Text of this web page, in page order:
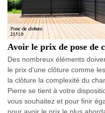
Avoir le prix de pose de
Des nombreux éléments
le prix d'une clôture comme
la clôture la complexité du
Pierre se tient à votre
vous souhaitez et pour finir
pour avoir le prix le plus